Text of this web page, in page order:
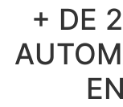
+ DE